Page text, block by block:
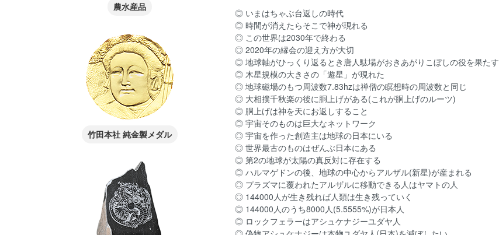
◎ いまはちゃぶ台返しの時代
◎ 時間が消えたらそこで神が現れる
◎ この世界は2030年で終わる
◎ 2020年の縁会の迎え方が大切
◎ 地球軸がひっくり返るとき唐人駄場がおきあがりこぼしの役を果たす
◎ 木星規模の大きさの「遊星」が現れた
◎ 地球磁場のもつ周波数7.83hzは禅僧の瞑想時の周波数と同じ
◎ 大相撲千秋楽の後に胴上げがある(これが胴上げのルーツ)
◎ 胴上げは神を天にお返しすること
◎ 宇宙そのものは巨大なネットワーク
◎ 宇宙を作った創造主は地球の日本にいる
◎ 世界最古のものはぜんぶ日本にある
◎ 第2の地球が太陽の真反対に存在する
◎ ハルマゲドンの後、地球の中心からアルザル(新星)が産まれる
◎ プラズマに覆われたアルザルに移動できる人はヤマトの人
◎ 144000人が生き残れば人類は生き残っていく
◎ 144000人のうち8000人(5.5555%)が日本人
◎ ロックフェラーはアシュケナジーユダヤ人
農水産品
竹田本社 純金製メダル